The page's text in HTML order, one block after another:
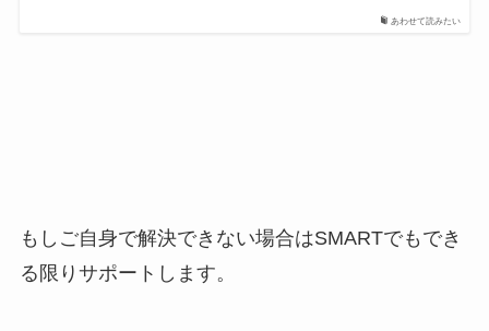
あわせて読みたい
もしご自身で解決できない場合はSMARTでもでき
る限りサポートします。